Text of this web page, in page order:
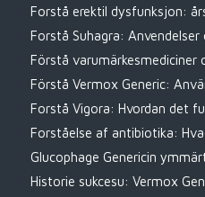
Forstå erektil dysfunksjon:
Forstå Suhagra: Anvendelser
Förstå varumärkesmediciner
Förstå Vermox Generic:
Forstå Vigora: Hvordan det
Forståelse af antibiotika:
Glucophage Genericin
Historie sukcesu: Vermox